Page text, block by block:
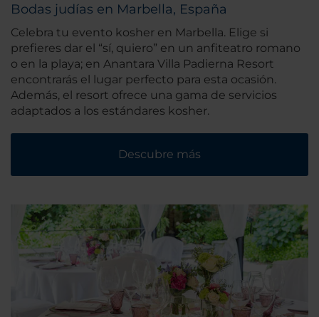
Bodas judías en Marbella, España
Celebra tu evento kosher en Marbella. Elige si
prefieres dar el “sí, quiero” en un anfiteatro romano
o en la playa; en Anantara Villa Padierna Resort
encontrarás el lugar perfecto para esta ocasión.
Además, el resort ofrece una gama de servicios
adaptados a los estándares kosher.
Descubre más